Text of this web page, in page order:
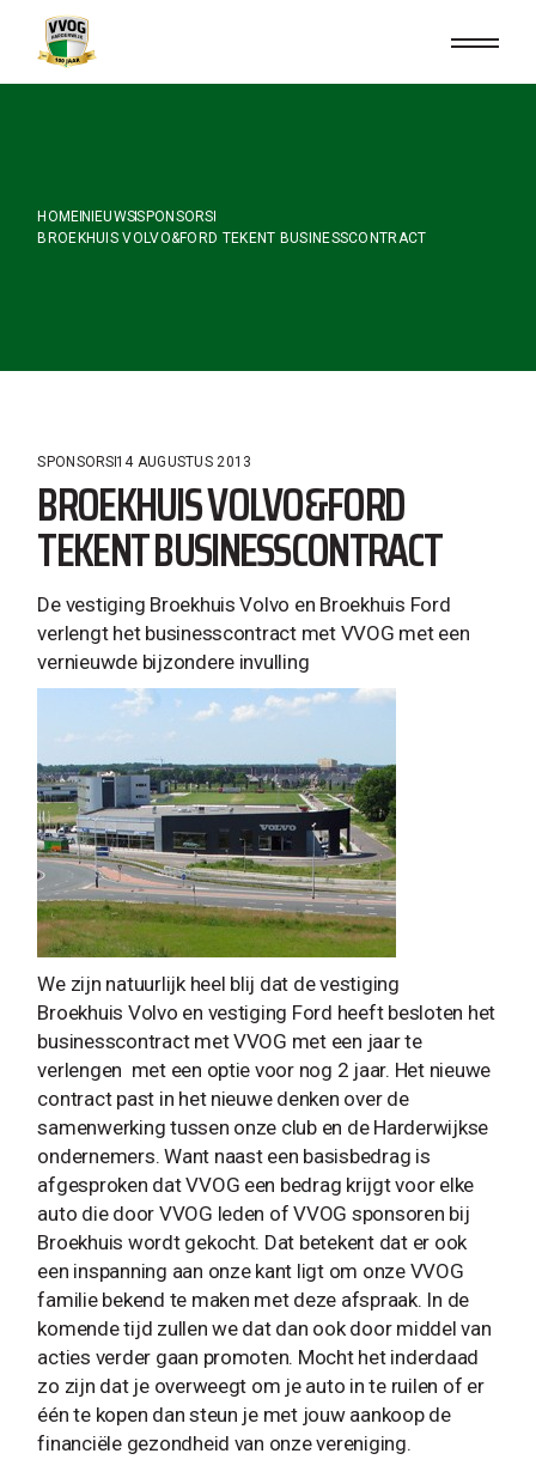
content
HOME NIEUWSSPONSORS
BROEKHUIS VOLVO&FORD TEKENT BUSINESSCONTRACT
SPONSORS 14 AUGUSTUS 2013
BROEKHUIS VOLVO&FORD
TEKENT BUSINESSCONTRACT
De vestiging Broekhuis Volvo en Broekhuis Ford
verlengt het businesscontract met VVOG met een
vernieuwde bijzondere invulling
We zijn natuurlijk heel blij dat de vestiging
Broekhuis Volvo en vestiging Ford heeft besloten het
businesscontract met VVOG met een jaar te
verlengen met een optie voor nog 2 jaar. Het nieuwe
contract past in het nieuwe denken over de
samenwerking tussen onze club en de Harderwijkse
ondernemers. Want naast een basisbedrag is
afgesproken dat VVOG een bedrag krijgt voor elke
auto die door VVOG leden of VVOG sponsoren bij
Broekhuis wordt gekocht. Dat betekent dat er ook
een inspanning aan onze kant ligt om onze VVOG
familie bekend te maken met deze afspraak. In de
komende tijd zullen we dat dan ook door middel van
acties verder gaan promoten. Mocht het inderdaad
zo zijn dat je overweegt om je auto in te ruilen of er
één te kopen dan steun je met jouw aankoop de
financiële gezondheid van onze vereniging.